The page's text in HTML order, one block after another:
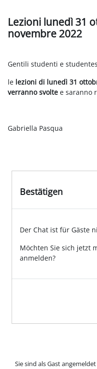
Lezioni lunedì 31
novembre 2022
Gentili studenti e
le lezioni di lunedì 31
verranno svolte e saranno
Gabriella Pasqua
Bestätigen
Der Chat ist für Gäste
Möchten Sie sich jetzt
anmelden?
Sie sind als Gast angemeldet